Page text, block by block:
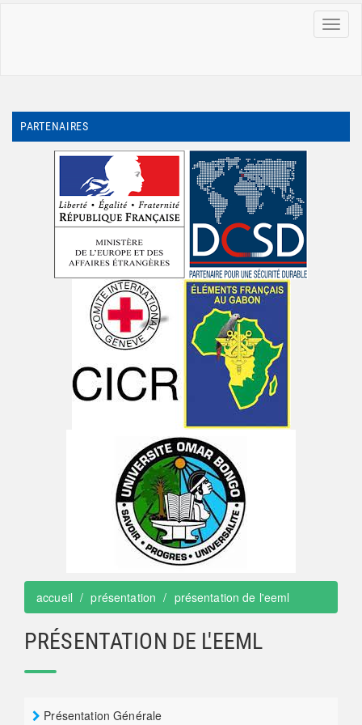
MENU
PARTENAIRES
accueil présentation présentation de l'eeml
PRÉSENTATION DE L'EEML
Présentation Générale